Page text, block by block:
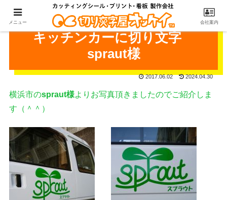
キッチンカーに切り文字
spraut様
2017.06.02 2024.04.30
横浜市のspraut様よりお写真頂きましたのでご紹介しま
す（＾＾）
メニュー 会社案内